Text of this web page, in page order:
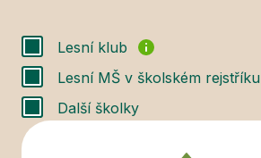
Lesní klub
Lesní MŠ v školském rejstříku
Další školky